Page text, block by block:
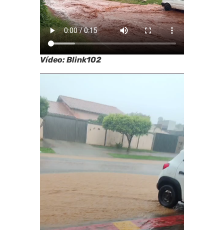
Vídeo: Blink102